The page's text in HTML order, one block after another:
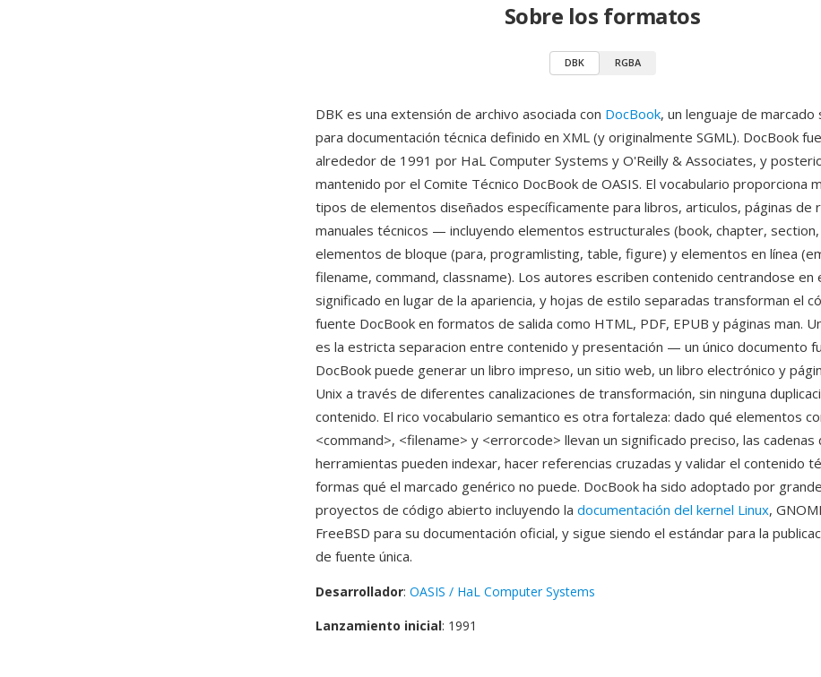
Sobre los formatos
DBK RGBA
DBK es una extensión de archivo asociada con DocBook, un lenguaje de marcado
para documentación técnica definido en XML (y originalmente SGML). DocBook
alrededor de 1991 por HaL Computer Systems y O'Reilly & Associates, y
mantenido por el Comite Técnico DocBook de OASIS. El vocabulario proporciona
tipos de elementos diseñados específicamente para libros, articulos, páginas de
manuales técnicos — incluyendo elementos estructurales (book, chapter,
elementos de bloque (para, programlisting, table, figure) y elementos en línea
filename, command, classname). Los autores escriben contenido centrandose en
significado en lugar de la apariencia, y hojas de estilo separadas transforman el
fuente DocBook en formatos de salida como HTML, PDF, EPUB y páginas man.
es la estricta separacion entre contenido y presentación — un único documento
DocBook puede generar un libro impreso, un sitio web, un libro electrónico y
Unix a través de diferentes canalizaciones de transformación, sin ninguna
contenido. El rico vocabulario semantico es otra fortaleza: dado qué elementos
<command>, <filename> y <errorcode> llevan un significado preciso, las cadenas
herramientas pueden indexar, hacer referencias cruzadas y validar el contenido
formas qué el marcado genérico no puede. DocBook ha sido adoptado por
proyectos de código abierto incluyendo la documentación del kernel Linux,
FreeBSD para su documentación oficial, y sigue siendo el estándar para la
de fuente única.
Desarrollador: OASIS / HaL Computer Systems
Lanzamiento inicial: 1991